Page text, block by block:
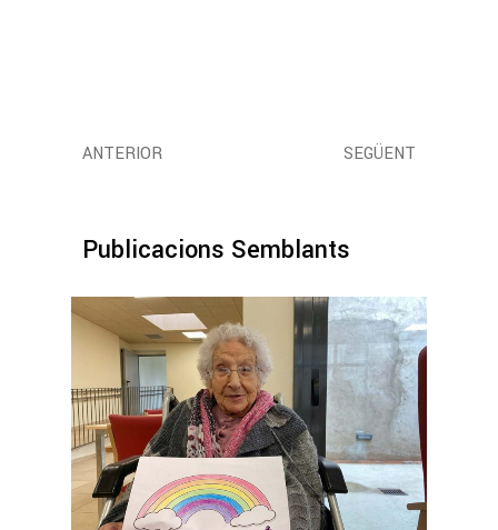
ANTERIOR SEGÜENT
Publicacions Semblants